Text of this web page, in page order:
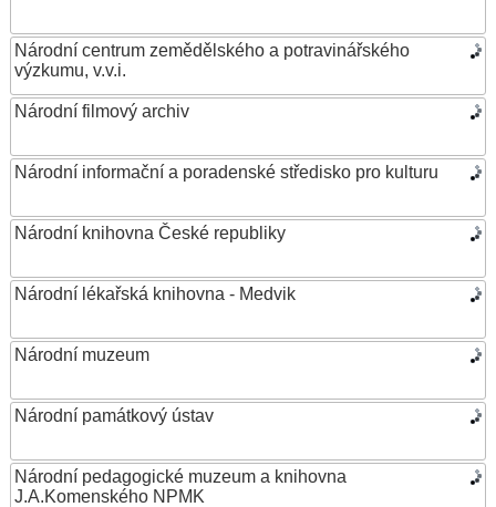
Národní centrum zemědělského a potravinářského
výzkumu, v.v.i.
Národní filmový archiv
Národní informační a poradenské středisko pro kulturu
Národní knihovna České republiky
Národní lékařská knihovna - Medvik
Národní muzeum
Národní památkový ústav
Národní pedagogické muzeum a knihovna
J.A.Komenského NPMK